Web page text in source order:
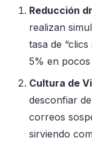
Reducción
realizan
tasa de
5% en pocos
Cultura de
desconfiar
correos
sirviendo